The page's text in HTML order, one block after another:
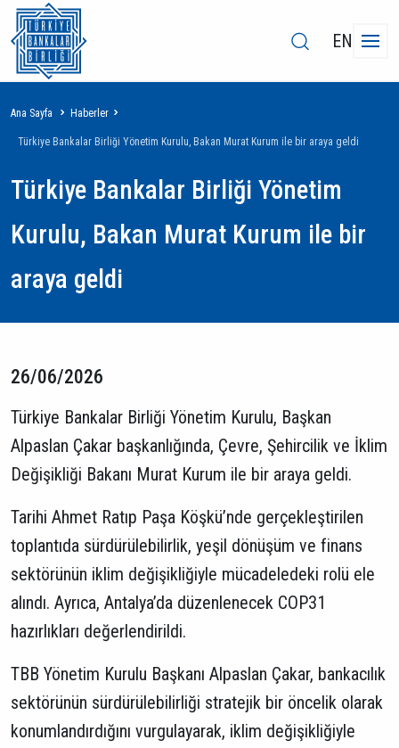
EN
Sayfa
yolu
Ana Sayfa Haberler
Türkiye Bankalar Birliği Yönetim Kurulu, Bakan Murat Kurum ile bir araya geldi
Türkiye Bankalar Birliği Yönetim
Kurulu, Bakan Murat Kurum ile bir
araya geldi
26/06/2026
Türkiye Bankalar Birliği Yönetim Kurulu, Başkan
Alpaslan Çakar başkanlığında, Çevre, Şehircilik ve İklim
Değişikliği Bakanı Murat Kurum ile bir araya geldi.
Tarihi Ahmet Ratıp Paşa Köşkü’nde gerçekleştirilen
toplantıda sürdürülebilirlik, yeşil dönüşüm ve finans
sektörünün iklim değişikliğiyle mücadeledeki rolü ele
alındı. Ayrıca, Antalya’da düzenlenecek COP31
hazırlıkları değerlendirildi.
TBB Yönetim Kurulu Başkanı Alpaslan Çakar, bankacılık
sektörünün sürdürülebilirliği stratejik bir öncelik olarak
konumlandırdığını vurgulayarak, iklim değişikliğiyle